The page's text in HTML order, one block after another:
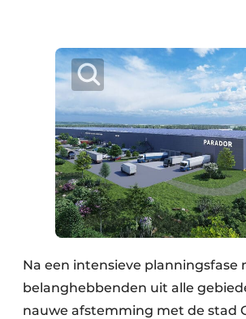
Na een intensieve planningsfase
belanghebbenden uit alle
nauwe afstemming met de stad